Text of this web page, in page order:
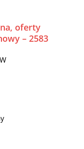
oferty
– 2583